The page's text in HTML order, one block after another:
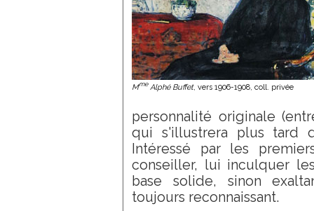
MmeAlphé Buffet, vers 1906-1908, coll. privée
personnalité originale
qui s'illustrera plus tard
Intéressé par les
conseiller, lui inculquer
base solide, sinon
toujours reconnaissant.